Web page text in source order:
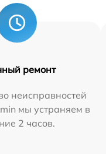
ремонт
неисправностей
мы устраняем в
2 часов.